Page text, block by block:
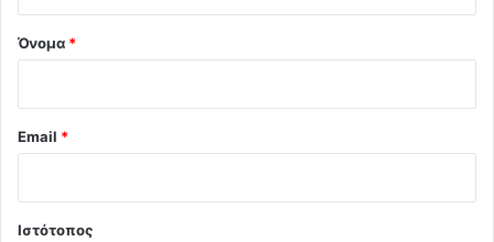
Όνομα *
Email *
Ιστότοπος